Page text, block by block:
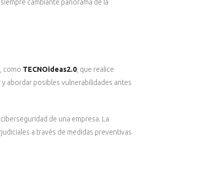
cambiante panorama de la
como TECNOideas2.0 , que realice
abordar posibles vulnerabilidades antes
de una empresa. La
a través de medidas preventivas